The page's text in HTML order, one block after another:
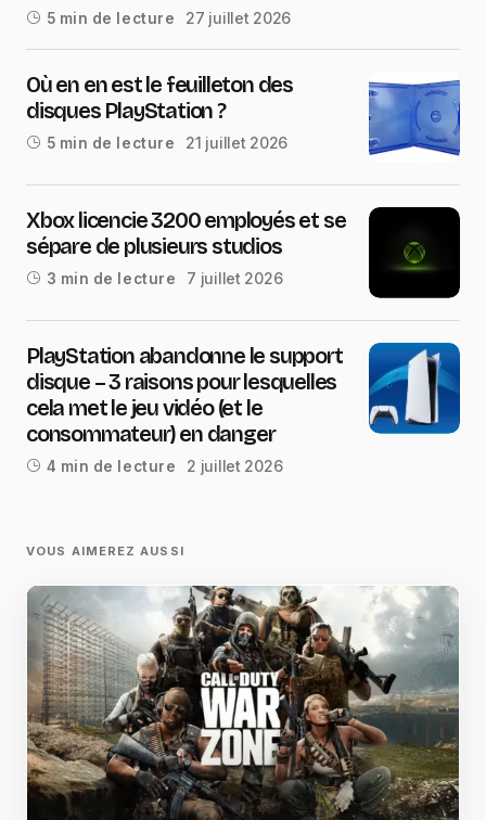
5 min de lecture 27 juillet 2026
Où en en est le feuilleton des
disques PlayStation ?
5 min de lecture 21 juillet 2026
Xbox licencie 3200 employés et se
sépare de plusieurs studios
3 min de lecture 7 juillet 2026
PlayStation abandonne le support
disque – 3 raisons pour lesquelles
cela met le jeu vidéo (et le
consommateur) en danger
4 min de lecture 2 juillet 2026
VOUS AIMEREZ AUSSI